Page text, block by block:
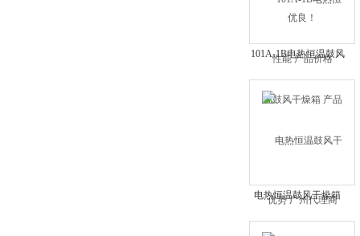
101A-1B电热恒温鼓风
代理商
电热恒温鼓风干燥箱